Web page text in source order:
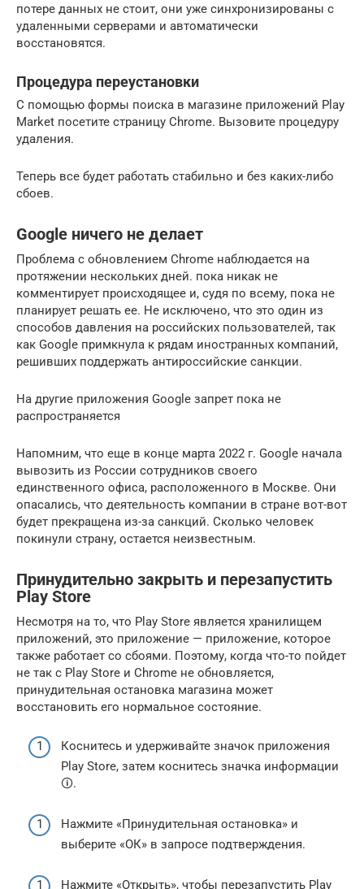
потере данных не стоит, они уже синхронизированы с
удаленными серверами и автоматически
восстановятся.
Процедура переустановки
С помощью формы поиска в магазине приложений Play
Market посетите страницу Chrome. Вызовите процедуру
удаления.
Теперь все будет работать стабильно и без каких-либо
сбоев.
Google ничего не делает
Проблема с обновлением Chrome наблюдается на
протяжении нескольких дней. пока никак не
комментирует происходящее и, судя по всему, пока не
планирует решать ее. Не исключено, что это один из
способов давления на российских пользователей, так
как Google примкнула к рядам иностранных компаний,
решивших поддержать антироссийские санкции.
На другие приложения Google запрет пока не
распространяется
Напомним, что еще в конце марта 2022 г. Google начала
вывозить из России сотрудников своего
единственного офиса, расположенного в Москве. Они
опасались, что деятельность компании в стране вот-вот
будет прекращена из-за санкций. Сколько человек
покинули страну, остается неизвестным.
Принудительно закрыть и перезапустить
Play Store
Несмотря на то, что Play Store является хранилищем
приложений, это приложение — приложение, которое
также работает со сбоями. Поэтому, когда что-то пойдет
не так с Play Store и Chrome не обновляется,
принудительная остановка магазина может
восстановить его нормальное состояние.
Коснитесь и удерживайте значок приложения
Play Store, затем коснитесь значка информации
🛈.
Нажмите «Принудительная остановка» и
выберите «ОК» в запросе подтверждения.
Нажмите «Открыть», чтобы перезапустить Play